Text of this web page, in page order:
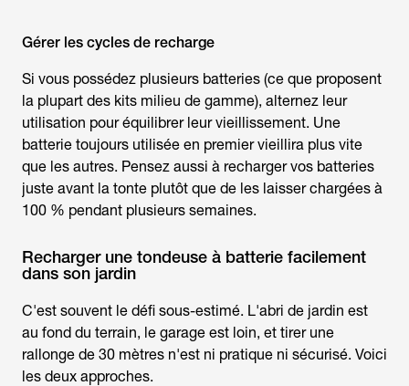
Gérer les cycles de recharge
Si vous possédez plusieurs batteries (ce que proposent
la plupart des kits milieu de gamme), alternez leur
utilisation pour équilibrer leur vieillissement. Une
batterie toujours utilisée en premier vieillira plus vite
que les autres. Pensez aussi à recharger vos batteries
juste avant la tonte plutôt que de les laisser chargées à
100 % pendant plusieurs semaines.
Recharger une tondeuse à batterie facilement
dans son jardin
C'est souvent le défi sous-estimé. L'abri de jardin est
au fond du terrain, le garage est loin, et tirer une
rallonge de 30 mètres n'est ni pratique ni sécurisé. Voici
les deux approches.